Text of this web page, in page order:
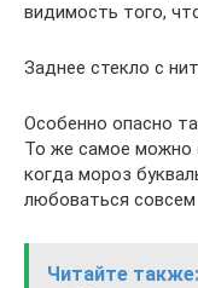
видимость того,
Заднее стекло с
Особенно опасно
То же самое можно
когда мороз
любоваться совсем
Читайте также: